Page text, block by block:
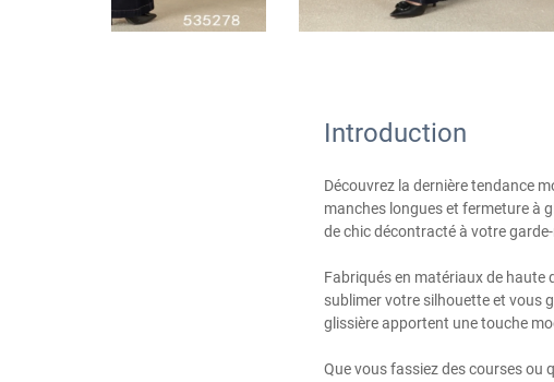
Introduction
Découvrez la dernière tendance
manches longues et fermeture à
de chic décontracté à votre
Fabriqués en matériaux de
sublimer votre silhouette et vous
glissière apportent une touche
Que vous fassiez des courses ou